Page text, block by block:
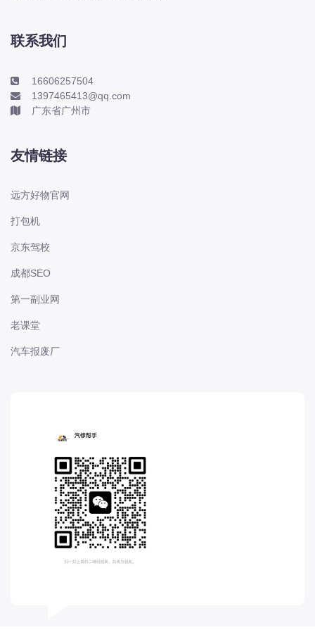
标致
标致-进口
比亚迪
比亚迪商用车
比速
创维
昌河
长安
长安-跨越
D
DS
DS
DS-进口
东南
联系我们
16606257504
1397465413@qq.com
广东省广州市
友情链接
远方好物官网
打包机
京东驾校
成都SEO
第一副业网
老课堂
汽车报废厂